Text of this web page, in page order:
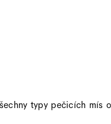
typy pečicích mís